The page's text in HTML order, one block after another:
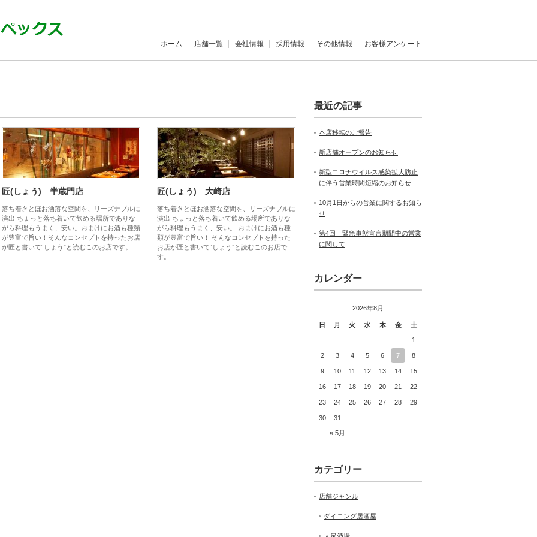
ホーム 店舗一覧 会社情報 採用情報 その他情報 お客様アンケート
匠(しょう) 半蔵門店
落ち着きとほお洒落な空間を、リーズナブルに
演出 ちょっと落ち着いて飲める場所でありな
がら料理もうまく、安い。おまけにお酒も種類
が豊富で旨い！そんなコンセプトを持ったお店
が匠と書いて“しょう”と読むこのお店です。
匠(しょう) 大崎店
落ち着きとほお洒落な空間を、リーズナブルに
演出 ちょっと落ち着いて飲める場所でありな
がら料理もうまく、安い。 おまけにお酒も種
類が豊富で旨い！ そんなコンセプトを持った
お店が匠と書いて“しょう”と読むこのお店で
す。
最近の記事
本店移転のご報告
新店舗オープンのお知らせ
新型コロナウイルス感染拡大防止
に伴う営業時間短縮のお知らせ
10月1日からの営業に関するお知ら
せ
第4回 緊急事態宣言期間中の営業
に関して
カレンダー
2026年8月
日 月 火 水 木 金 土
« 5月
1
2 3 4 5 6 7 8
9 10 11 12 13 14 15
16 17 18 19 20 21 22
23 24 25 26 27 28 29
30 31
カテゴリー
店舗ジャンル
ダイニング居酒屋